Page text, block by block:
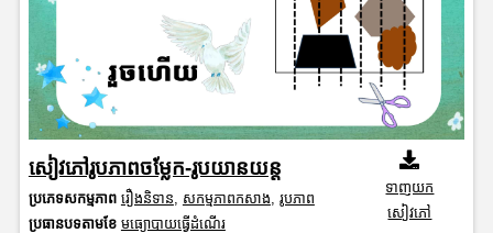
សៀវភៅរូបភាពចម្លែក-រូបយានយន្ត
ប្រភេទសកម្មភាព រឿងនិទាន សកម្មភាពកសាង រូបភាព
ប្រធានបទតាមខែ មធ្យោបាយធ្វើដំណើរ
ទាញយក
សៀវភៅ